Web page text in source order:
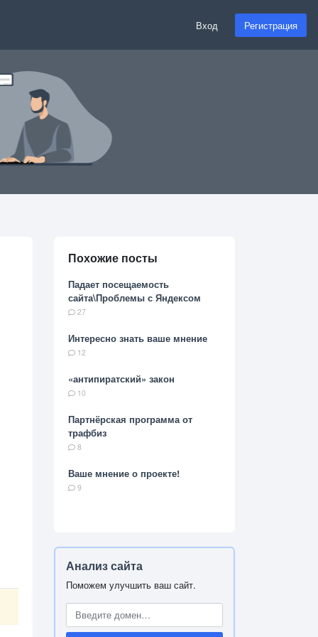
Вход Регистрация
Похожие посты
Падает посещаемость
сайта\Проблемы с Яндексом
27
Интересно знать ваше мнение
12
«антипиратский» закон
10
Партнёрская программа от
трафбиз
8
Ваше мнение о проекте!
9
Анализ сайта
Поможем улучшить ваш сайт.